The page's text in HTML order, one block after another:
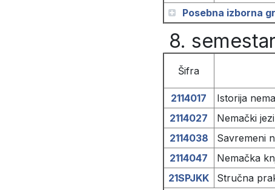
Posebna izborna
8. semestar
Šifra
2114017 Istorija
2114027
Nemački
2114038
Savremeni
2114047
Nemačka
21SPJKK
Stručna